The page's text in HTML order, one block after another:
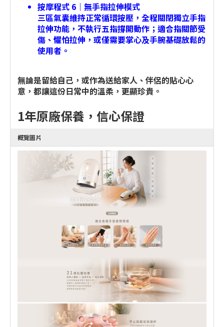
按摩程式 6｜無手指拉伸模式
三區氣囊維持正常循環按壓，全程關閉獨立手指
拉伸功能，不執行五指撐開動作；適合指關節受
傷、懼怕拉伸，或僅需要掌心及手腕基礎放鬆的
使用者。
無論是留給自己，或作為送給家人、伴侶的貼心心
意，都讓這份日常中的溫柔，更顯珍貴。
1年原廠保養，信心保證
概覽圖片